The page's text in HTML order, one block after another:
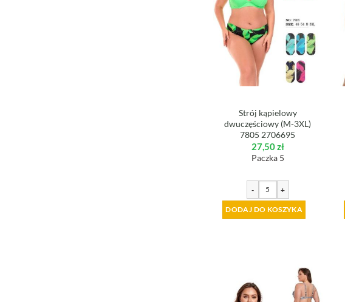
Strój kąpielowy
dwuczęściowy (M-3XL)
7805 2706695
27,50zł
Paczka 5
- +
DODAJ DO KOSZYKA